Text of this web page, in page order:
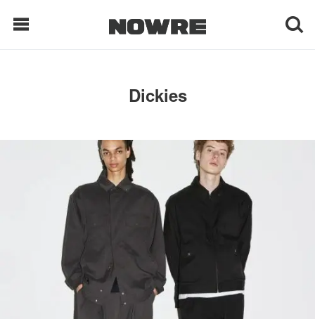
每日鲜榨
现客视点
每日栏目
时 尚
球 鞋
生 活
科 技
Dickies